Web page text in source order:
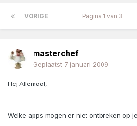
VORIGE Pagina 1 van 3
masterchef
Geplaatst 7 januari 2009
Hej Allemaal,
Welke apps mogen er niet ontbreken op je